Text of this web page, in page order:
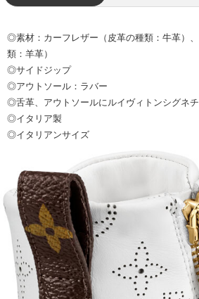
◎素材：カーフレザー（皮革の種類：牛革）
類：羊革）
◎サイドジップ
◎アウトソール：ラバー
◎舌革、アウトソールにルイヴィトンシグネ
◎イタリア製
◎イタリアンサイズ